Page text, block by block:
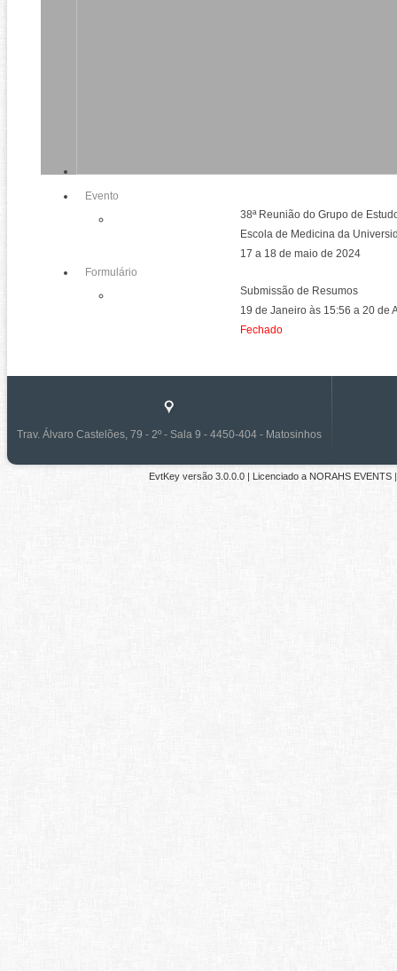
Evento
38ª Reunião do Grupo de
Escola de Medicina da
17 a 18 de maio de 2024
Formulário
Submissão de Resumos
19 de Janeiro às 15:56 a 20 de
Fechado
Trav. Álvaro Castelões, 79 - 2º - Sala 9 - 4450-404 - Matosinhos
EvtKey versão 3.0.0.0| Licenciado a NORAHS EVENTS